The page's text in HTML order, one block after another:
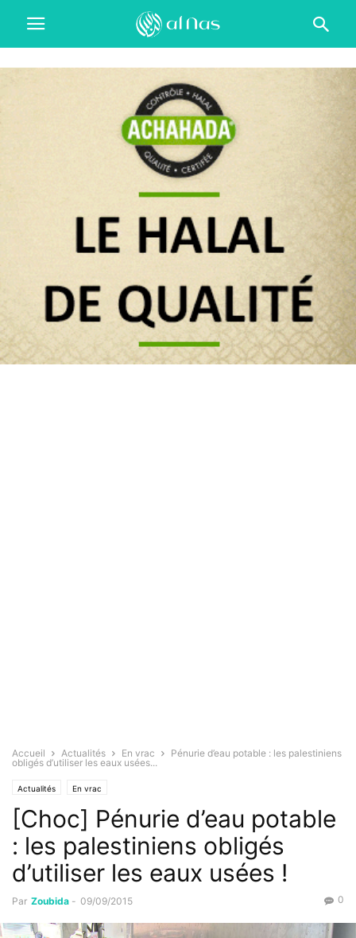
Accueil Actualités En vrac
Pénurie d’eau potable : les palestiniens
obligés d’utiliser les eaux usées...
Actualités En vrac
[Choc] Pénurie d’eau potable
: les palestiniens obligés
d’utiliser les eaux usées !
Par Zoubida - 09/09/2015 0